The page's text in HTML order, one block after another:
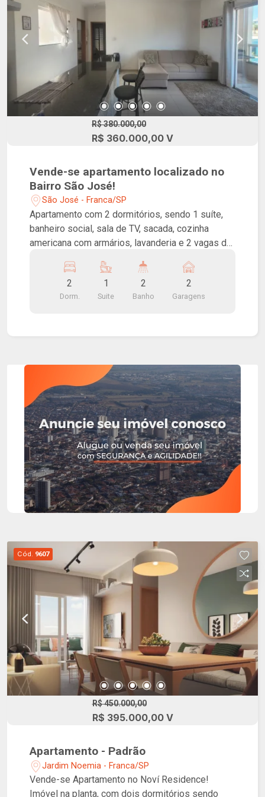
R$ 380.000,00
R$ 360.000,00 V
Vende-se apartamento localizado no
Bairro São José!
São José - Franca/SP
Apartamento com 2 dormitórios, sendo 1 suíte,
banheiro social, sala de TV, sacada, cozinha
americana com armários, lavanderia e 2 vagas de
2
Dorm.
1
Suite
2
Banho
2
Garagens
Cód. 9607
R$ 450.000,00
R$ 395.000,00 V
Apartamento - Padrão
Jardim Noemia - Franca/SP
Vende-se Apartamento no Noví Residence!
Imóvel na planta, com dois dormitórios sendo